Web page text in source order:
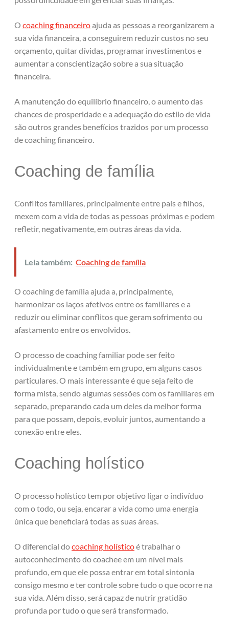
O coaching financeiroajuda as pessoas a reorganizarem a
sua vida financeira, a conseguirem reduzir custos no seu
orçamento, quitar dívidas, programar investimentos e
aumentar a conscientização sobre a sua situação
financeira.
A manutenção do equilíbrio financeiro, o aumento das
chances de prosperidade e a adequação do estilo de vida
são outros grandes benefícios trazidos por um processo
de coaching financeiro.
Coaching de família
Conflitos familiares, principalmente entre pais e filhos,
mexem com a vida de todas as pessoas próximas e podem
refletir, negativamente, em outras áreas da vida.
Leia também: Coaching de família
O coaching de família ajuda a, principalmente,
harmonizar os laços afetivos entre os familiares e a
reduzir ou eliminar conflitos que geram sofrimento ou
afastamento entre os envolvidos.
O processo de coaching familiar pode ser feito
individualmente e também em grupo, em alguns casos
particulares. O mais interessante é que seja feito de
forma mista, sendo algumas sessões com os familiares em
separado, preparando cada um deles da melhor forma
para que possam, depois, evoluir juntos, aumentando a
conexão entre eles.
Coaching holístico
O processo holístico tem por objetivo ligar o indivíduo
com o todo, ou seja, encarar a vida como uma energia
única que beneficiará todas as suas áreas.
O diferencial docoaching holísticoé trabalhar o
autoconhecimento do coachee em um nível mais
profundo, em que ele possa entrar em total sintonia
consigo mesmo e ter controle sobre tudo o que ocorre na
sua vida. Além disso, será capaz de nutrir gratidão
profunda por tudo o que será transformado.